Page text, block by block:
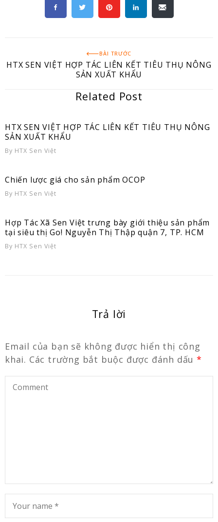
BÀI TRƯỚC
HTX SEN VIỆT HỢP TÁC LIÊN KẾT TIÊU THỤ NÔNG
SẢN XUẤT KHẨU
Related Post
HTX SEN VIỆT HỢP TÁC LIÊN KẾT TIÊU THỤ NÔNG
SẢN XUẤT KHẨU
By HTX Sen Việt
Chiến lược giá cho sản phẩm OCOP
By HTX Sen Việt
Hợp Tác Xã Sen Việt trưng bày giới thiệu sản phẩm
tại siêu thị Go! Nguyễn Thị Thập quận 7, TP. HCM
By HTX Sen Việt
Trả lời
Email của bạn sẽ không được hiển thị công
khai. Các trường bắt buộc được đánh dấu *